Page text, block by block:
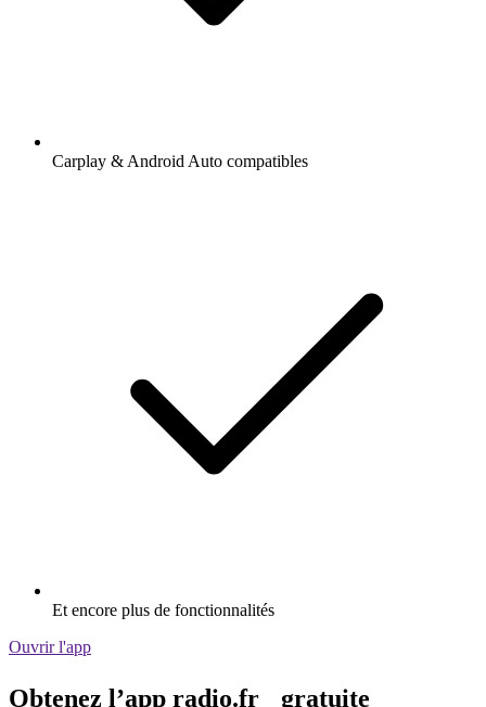
Carplay & Android Auto compatibles
Et encore plus de fonctionnalités
Ouvrir l'app
Obtenez l’app radio.fr gratuite